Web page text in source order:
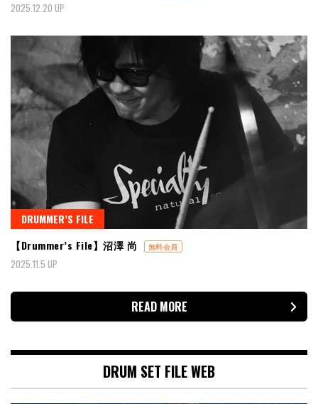
2025.12.20 UP
DRUMMER’S FILE
【Drummer’s File】沼澤 尚
無料会員
2025.11.5 UP
READ MORE
DRUM SET FILE WEB